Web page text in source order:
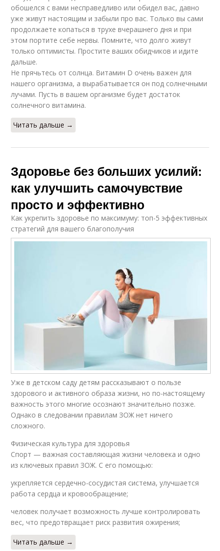
обошелся с вами несправедливо или обидел вас, давно
уже живут настоящим и забыли про вас. Только вы сами
продолжаете копаться в трухе вчерашнего дня и при
этом портите себе нервы. Помните, что долго живут
только оптимисты. Простите ваших обидчиков и идите
дальше.
Не прячьтесь от солнца. Витамин D очень важен для
нашего организма, а вырабатывается он под солнечными
лучами. Пусть в вашем организме будет достаток
солнечного витамина.
Читать дальше →
Здоровье без больших усилий:
как улучшить самочувствие
просто и эффективно
Как укрепить здоровье по максимуму: топ-5 эффективных
стратегий для вашего благополучия
Уже в детском саду детям рассказывают о пользе
здорового и активного образа жизни, но по-настоящему
важность этого многие осознают значительно позже.
Однако в следовании правилам ЗОЖ нет ничего
сложного.
Физическая культура для здоровья
Спорт — важная составляющая жизни человека и одно
из ключевых правил ЗОЖ. С его помощью:
укрепляется сердечно-сосудистая система, улучшается
работа сердца и кровообращение;
человек получает возможность лучше контролировать
вес, что предотвращает риск развития ожирения;
Читать дальше →